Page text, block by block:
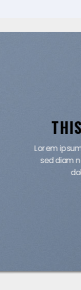
Lorem
sed diam